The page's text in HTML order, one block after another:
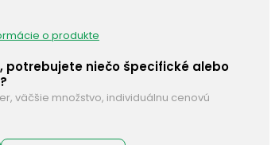
o produkte
potrebujete niečo špecifické alebo
väčšie množstvo, individuálnu cenovú